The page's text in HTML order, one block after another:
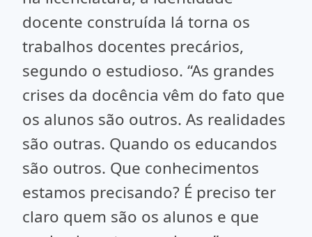
docente construída lá torna os
trabalhos docentes precários,
segundo o estudioso. “As grandes
crises da docência vêm do fato que
os alunos são outros. As realidades
são outras. Quando os educandos
são outros. Que conhecimentos
estamos precisando? É preciso ter
claro quem são os alunos e que